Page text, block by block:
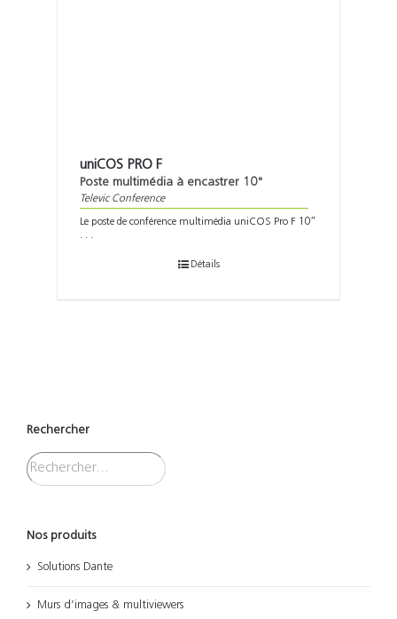
uniCOS PRO F
Poste multimédia à encastrer 10"
Televic Conference
Le poste de conférence multimédia uniCOS Pro F 10″
. . .
Détails
Rechercher
Nos produits
Solutions Dante
Murs d’images & multiviewers